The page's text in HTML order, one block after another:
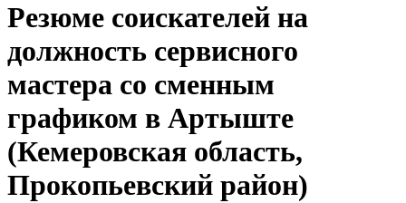
Резюме соискателей на
должность сервисного
мастера со сменным
графиком в Артыште
(Кемеровская область,
Прокопьевский район)